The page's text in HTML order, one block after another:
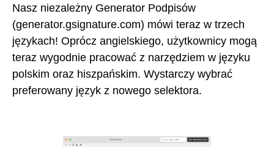
Nasz niezależny Generator Podpisów
(generator.gsignature.com) mówi teraz w trzech
językach! Oprócz angielskiego, użytkownicy mogą
teraz wygodnie pracować z narzędziem w języku
polskim oraz hiszpańskim. Wystarczy wybrać
preferowany język z nowego selektora.